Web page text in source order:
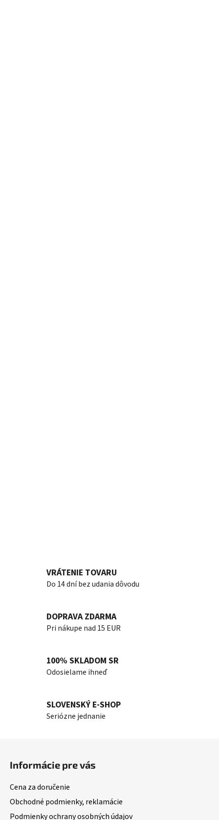
VRÁTENIE TOVARU
Do 14 dní bez udania dôvodu
DOPRAVA ZDARMA
Pri nákupe nad 15 EUR
100% SKLADOM SR
Odosielame ihneď
SLOVENSKÝ E-SHOP
Seriózne jednanie
Informácie pre vás
Cena za doručenie
Obchodné podmienky, reklamácie
Podmienky ochrany osobných údajov